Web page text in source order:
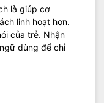
là giúp cơ
linh hoạt hơn.
của trẻ. Nhận
dùng để chỉ